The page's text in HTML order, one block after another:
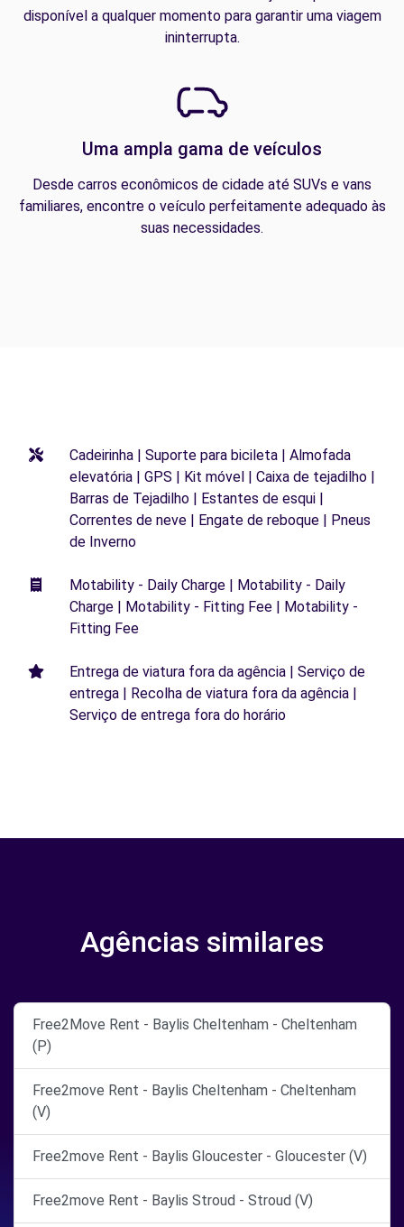
disponível a qualquer momento para garantir uma viagem
ininterrupta.
Uma ampla gama de veículos
Desde carros econômicos de cidade até SUVs e vans
familiares, encontre o veículo perfeitamente adequado às
suas necessidades.
Cadeirinha | Suporte para bicileta | Almofada
elevatória | GPS | Kit móvel | Caixa de tejadilho |
Barras de Tejadilho | Estantes de esqui |
Correntes de neve | Engate de reboque | Pneus
de Inverno
Motability - Daily Charge | Motability - Daily
Charge | Motability - Fitting Fee | Motability -
Fitting Fee
Entrega de viatura fora da agência | Serviço de
entrega | Recolha de viatura fora da agência |
Serviço de entrega fora do horário
Agências similares
Free2Move Rent - Baylis Cheltenham - Cheltenham
(P)
Free2move Rent - Baylis Cheltenham - Cheltenham
(V)
Free2move Rent - Baylis Gloucester - Gloucester (V)
Free2move Rent - Baylis Stroud - Stroud (V)